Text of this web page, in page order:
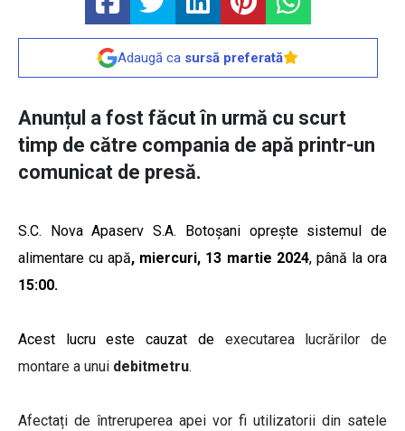
Adaugă ca sursă preferată
Anunțul a fost făcut în urmă cu scurt
timp de către compania de apă printr-un
comunicat de presă.
S.C. Nova Apaserv S.A. Botoșani oprește sistemul de
alimentare cu apă, miercuri, 13 martie 2024, până la ora
15:00.
Acest lucru este cauzat de
executarea lucrărilor de
montare a unui debitmetru.
Afectați de întreruperea apei vor fi utilizatorii din satele